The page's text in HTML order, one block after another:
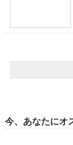
今、あなたにオ